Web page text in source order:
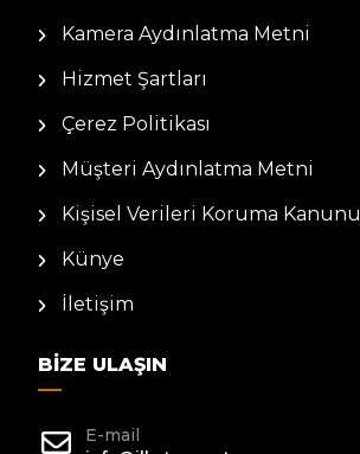
Kamera Aydınlatma Metni
Hizmet Şartları
Çerez Politikası
Müşteri Aydınlatma Metni
Kişisel Verileri Koruma Kanunu
Künye
İletişim
BIZE ULAŞIN
E-mail